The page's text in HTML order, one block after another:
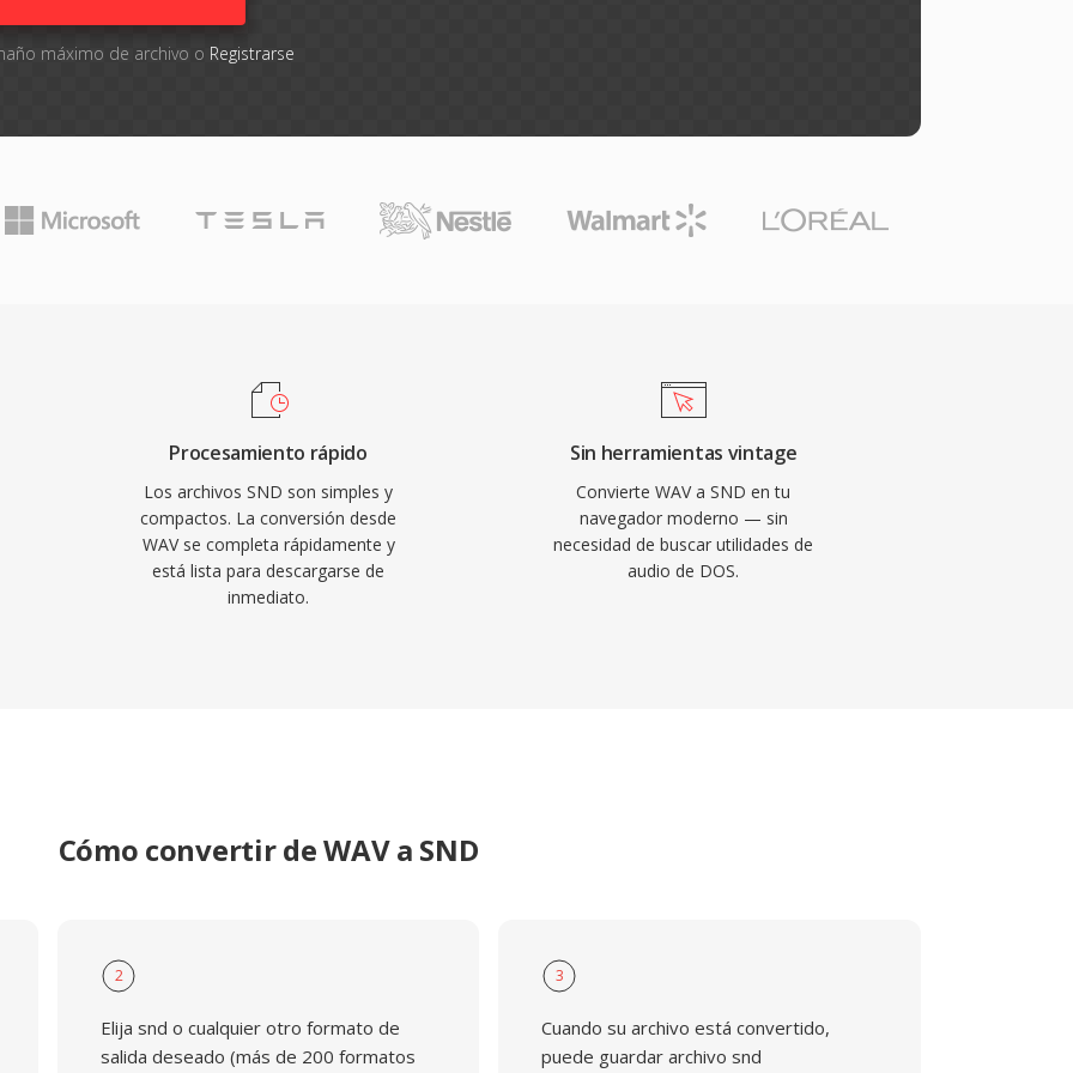
máximo de archivo o Registrarse
Procesamiento rápido
Los archivos SND son simples y
compactos. La conversión desde
WAV se completa rápidamente y
está lista para descargarse de
inmediato.
Sin herramientas vintage
Convierte WAV a SND en tu
navegador moderno — sin
necesidad de buscar utilidades de
audio de DOS.
Cómo convertir de WAV a SND
2
Elija snd o cualquier otro formato de
salida deseado (más de 200 formatos
3
Cuando su archivo está convertido,
puede guardar archivo snd